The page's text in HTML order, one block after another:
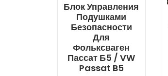
Блок Управления
Подушками
Безопасности
Для
Фольксваген
Пассат Б5 / VW
Passat B5